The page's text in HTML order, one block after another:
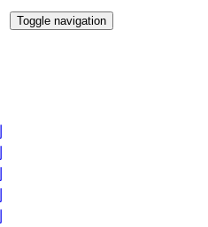
Toggle navigation